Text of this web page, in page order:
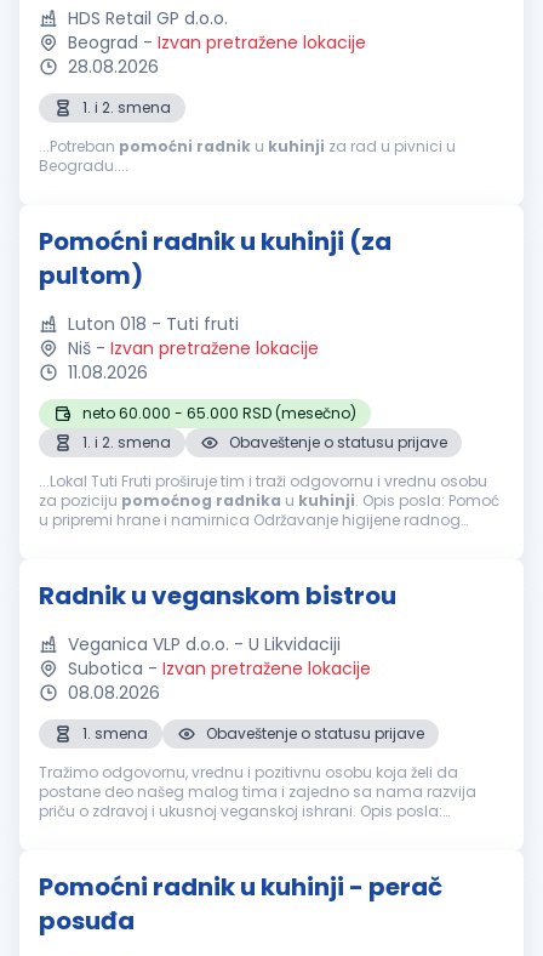
HDS Retail GP d.o.o.
Beograd - Izvan pretražene lokacije
28.08.2026
1. i 2. smena
...Potreban pomoćni radnik u kuhinji za rad u pivnici u
Beogradu....
Pomoćni radnik u kuhinji (za
pultom)
Luton 018 - Tuti fruti
Niš - Izvan pretražene lokacije
11.08.2026
neto 60.000 - 65.000 RSD (mesečno)
1. i 2. smena
Obaveštenje o statusu prijave
...Lokal Tuti Fruti proširuje tim i traži odgovornu i vrednu osobu
za poziciju pomoćnog radnika u kuhinji. Opis posla: Pomoć
u pripremi hrane i namirnica Održavanje higijene radnog
Radnik u veganskom bistrou
Veganica VLP d.o.o. - U Likvidaciji
Subotica - Izvan pretražene lokacije
08.08.2026
1. smena
Obaveštenje o statusu prijave
Tražimo odgovornu, vrednu i pozitivnu osobu koja želi da
postane deo našeg malog tima i zajedno sa nama razvija
priču o zdravoj i ukusnoj veganskoj ishrani. Opis posla:
Pomoćni radnik u kuhinji - perač
posuđa